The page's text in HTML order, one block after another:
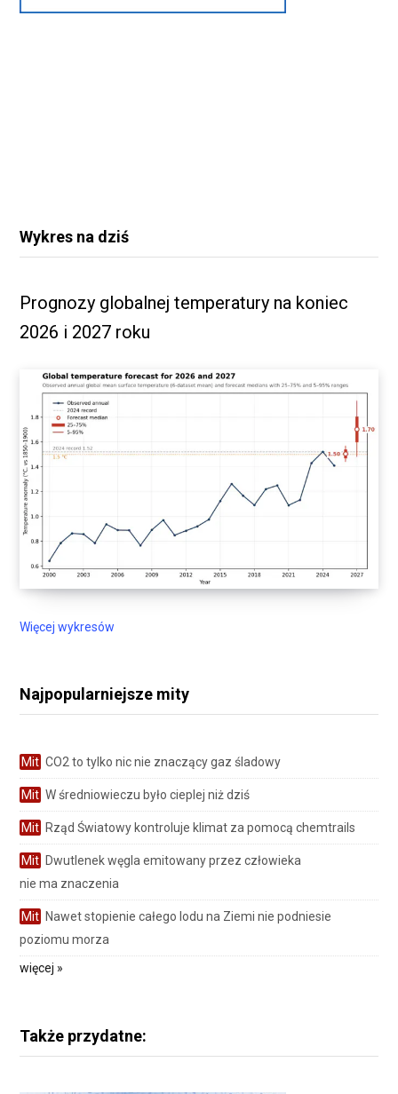
Wykres na dziś
Prognozy globalnej temperatury na koniec
2026 i 2027 roku
Więcej wykresów
Najpopularniejsze mity
Mit CO2 to tylko nic nie znaczący gaz śladowy
Mit W średniowieczu było cieplej niż dziś
Mit Rząd Światowy kontroluje klimat za pomocą chemtrails
Mit Dwutlenek węgla emitowany przez człowieka
nie ma znaczenia
Mit Nawet stopienie całego lodu na Ziemi nie podniesie
poziomu morza
więcej »
Także przydatne: